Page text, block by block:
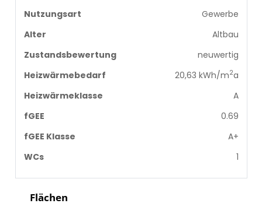
Nutzungsart
Gewerbe
Alter
Altbau
Zustandsbewertung
neuwertig
Heizwärmebedarf
20,63 kWh/m2a
Heizwärmeklasse
A
fGEE
0.69
fGEE Klasse
A+
WCs
1
Flächen